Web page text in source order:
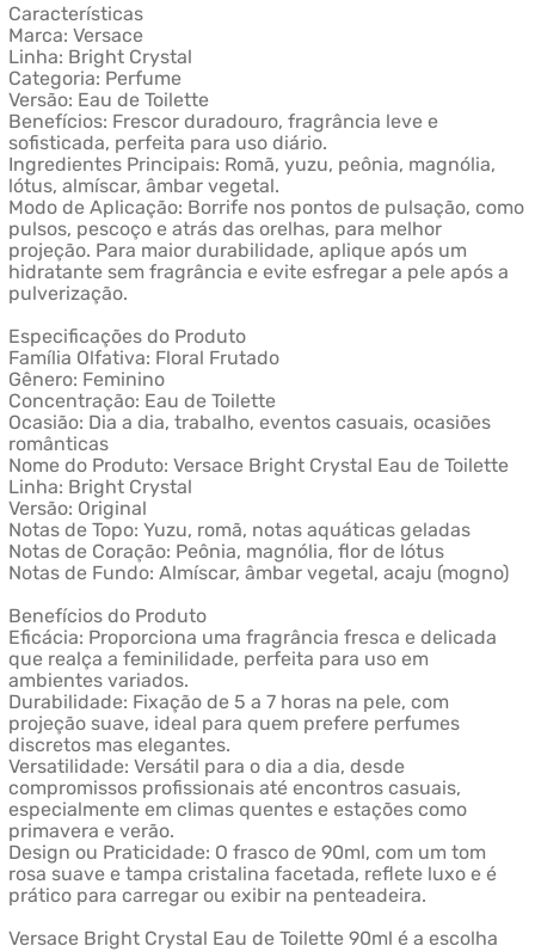
Características
Marca: Versace
Linha: Bright Crystal
Categoria: Perfume
Versão: Eau de Toilette
Benefícios: Frescor duradouro, fragrância leve e
sofisticada, perfeita para uso diário.
Ingredientes Principais: Romã, yuzu, peônia, magnólia,
lótus, almíscar, âmbar vegetal.
Modo de Aplicação: Borrife nos pontos de pulsação, como
pulsos, pescoço e atrás das orelhas, para melhor
projeção. Para maior durabilidade, aplique após um
hidratante sem fragrância e evite esfregar a pele após a
pulverização.
Especificações do Produto
Família Olfativa: Floral Frutado
Gênero: Feminino
Concentração: Eau de Toilette
Ocasião: Dia a dia, trabalho, eventos casuais, ocasiões
românticas
Nome do Produto: Versace Bright Crystal Eau de Toilette
Linha: Bright Crystal
Versão: Original
Notas de Topo: Yuzu, romã, notas aquáticas geladas
Notas de Coração: Peônia, magnólia, flor de lótus
Notas de Fundo: Almíscar, âmbar vegetal, acaju (mogno)
Benefícios do Produto
Eficácia: Proporciona uma fragrância fresca e delicada
que realça a feminilidade, perfeita para uso em
ambientes variados.
Durabilidade: Fixação de 5 a 7 horas na pele, com
projeção suave, ideal para quem prefere perfumes
discretos mas elegantes.
Versatilidade: Versátil para o dia a dia, desde
compromissos profissionais até encontros casuais,
especialmente em climas quentes e estações como
primavera e verão.
Design ou Praticidade: O frasco de 90ml, com um tom
rosa suave e tampa cristalina facetada, reflete luxo e é
prático para carregar ou exibir na penteadeira.
Versace Bright Crystal Eau de Toilette 90ml é a escolha